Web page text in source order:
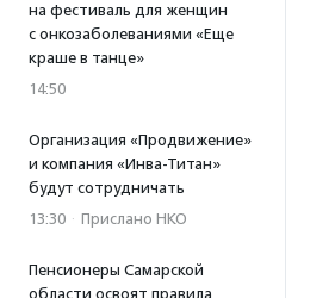
на фестиваль для женщин
с онкозаболеваниями «Еще
краше в танце»
14:50
Организация «Продвижение»
и компания «Инва-Титан»
будут сотрудничать
13:30 · Прислано НКО
Пенсионеры Самарской
области освоят правила